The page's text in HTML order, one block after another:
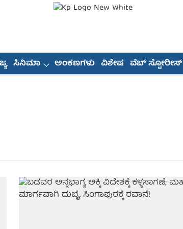
ಸಿನಿಮಾ ಅಂಕಣಗಳು ವಿಶೇಷ ವೆಬ್ ಸ್ಟೋರೀಸ್